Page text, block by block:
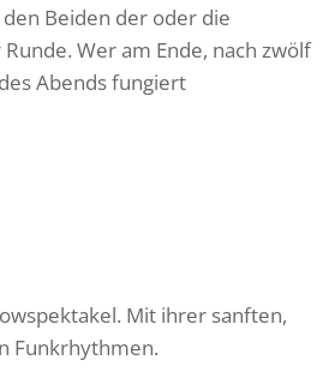
Beiden der oder die
Wer am Ende, nach zwölf
Abends fungiert
Mit ihrer sanften,
Funkrhythmen.